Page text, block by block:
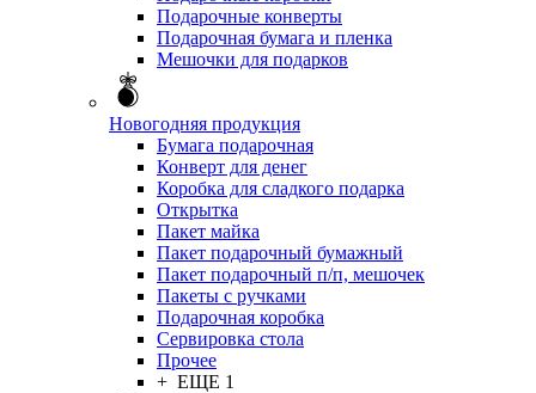
Подарочные конверты
Подарочная бумага и пленка
Мешочки для подарков
Новогодняя продукция
Бумага подарочная
Конверт для денег
Коробка для сладкого подарка
Открытка
Пакет майка
Пакет подарочный бумажный
Пакет подарочный п/п, мешочек
Пакеты с ручками
Подарочная коробка
Сервировка стола
Прочее
+ ЕЩЕ 1